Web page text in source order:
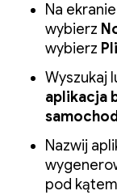
Na
wybierz
wybierz
Wyszukaj
aplikacja
Nazwij
pod